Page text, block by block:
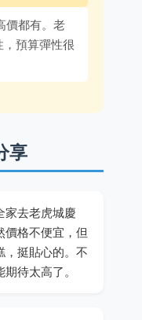
價都有。老
預算彈性很
享
家去老虎城慶
價格不便宜，但
，挺貼心的。不
待太高了。